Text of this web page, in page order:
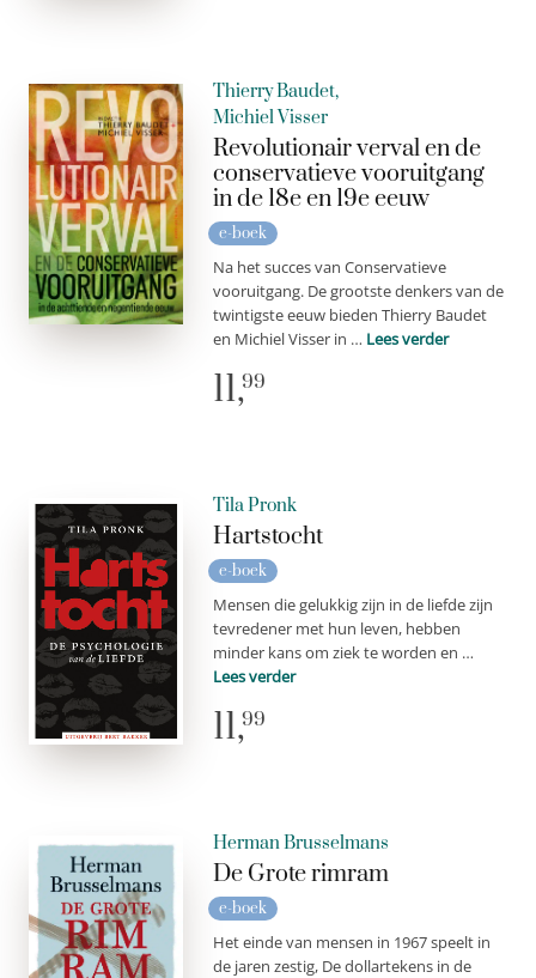
Thierry Baudet,
Michiel Visser
Revolutionair verval en de
conservatieve vooruitgang
in de 18e en 19e eeuw
e-boek
Na het succes van Conservatieve
vooruitgang. De grootste denkers van de
twintigste eeuw bieden Thierry Baudet
en Michiel Visser in … Lees verder
11,99
Tila Pronk
Hartstocht
e-boek
Mensen die gelukkig zijn in de liefde zijn
tevredener met hun leven, hebben
minder kans om ziek te worden en …
Lees verder
11,99
Herman Brusselmans
De Grote rimram
e-boek
Het einde van mensen in 1967 speelt in
de jaren zestig, De dollartekens in de